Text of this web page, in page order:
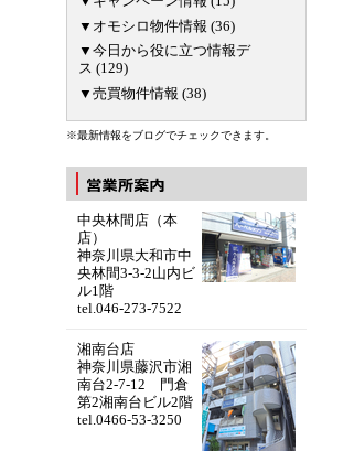
▼オモシロ物件情報 (36)
▼今日から役に立つ情報デ
ス (129)
▼売買物件情報 (38)
※最新情報をブログでチェックできます。
中央林間店（本
店）
神奈川県大和市中
央林間3-3-2山内ビ
ル1階
tel.046-273-7522
湘南台店
神奈川県藤沢市湘
南台2-7-12 門倉
第2湘南台ビル2階
tel.0466-53-3250